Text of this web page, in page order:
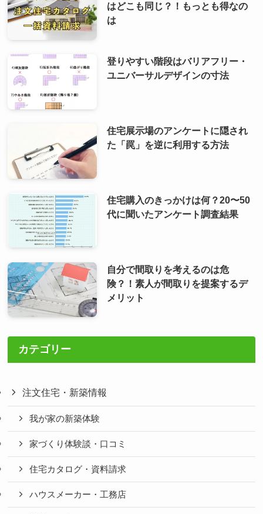
はどこも同じ？！もっとも得なの
は
登りやすい階段はバリアフリー・
ユニバーサルデザインの寸法
住宅展示場のアンケートに隠され
た「罠」を逆に利用する方法
住宅購入のきっかけは何？20〜50
代に聞いたアンケート調査結果
自分で間取りを考えるのは危
険？！素人が間取りを提案するデ
メリット
カテゴリー
注文住宅・新築情報
我が家の新築体験
家づくり体験談・口コミ
住宅カタログ・資料請求
ハウスメーカー・工務店